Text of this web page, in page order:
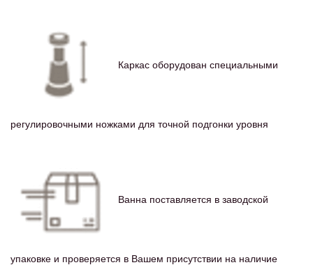
Каркас оборудован специальными
регулировочными ножками для точной подгонки уровня
Ванна поставляется в заводской
упаковке и проверяется в Вашем присутствии на наличие